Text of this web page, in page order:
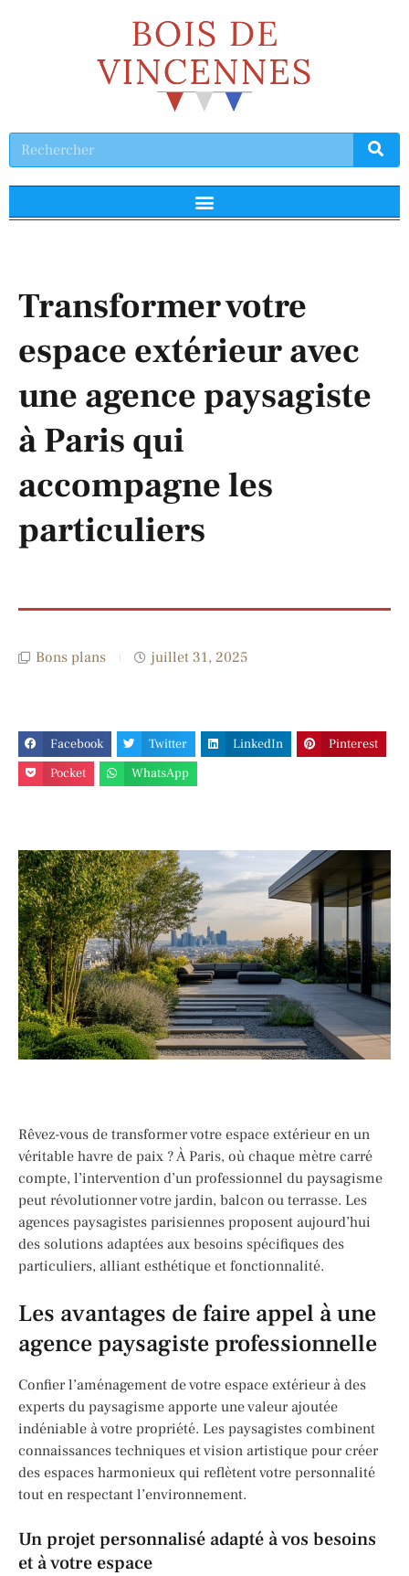
Transformer votre
espace extérieur avec
une agence paysagiste
à Paris qui
accompagne les
particuliers
Bons plans juillet 31, 2025
Facebook Twitter LinkedIn
Pinterest
Pocket
WhatsApp
Rêvez-vous de transformer votre espace extérieur en un
véritable havre de paix ? À Paris, où chaque mètre carré
compte, l’intervention d’un professionnel du paysagisme
peut révolutionner votre jardin, balcon ou terrasse. Les
agences paysagistes parisiennes proposent aujourd’hui
des solutions adaptées aux besoins spécifiques des
particuliers, alliant esthétique et fonctionnalité.
Les avantages de faire appel à une
agence paysagiste professionnelle
Confier l’aménagement de votre espace extérieur à des
experts du paysagisme apporte une valeur ajoutée
indéniable à votre propriété. Les paysagistes combinent
connaissances techniques et vision artistique pour créer
des espaces harmonieux qui reflètent votre personnalité
tout en respectant l’environnement.
Un projet personnalisé adapté à vos besoins
et à votre espace